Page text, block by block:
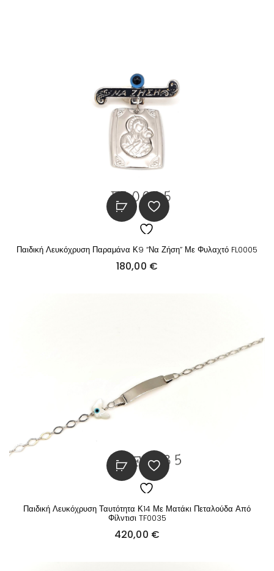
Παιδική Λευκόχρυση Παραμάνα Κ9 “Να Ζήση” Με Φυλαχτό FL0005
180,00 €
Παιδική Λευκόχρυση Ταυτότητα Κ14 Με Ματάκι Πεταλούδα Από
Φίλντισι TF0035
420,00 €